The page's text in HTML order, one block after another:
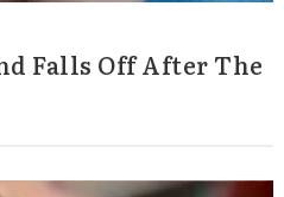
Falls Off After The